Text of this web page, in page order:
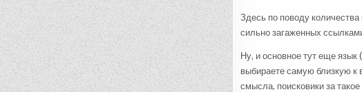
Здесь по поводу
сильно загаженных
Ну, и основное тут еще
выбираете самую близкую к
смысла, поисковики за